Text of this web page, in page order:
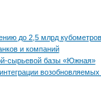
до 2,5 млрд кубометров
и компаний
сырьевой базы «Южная»
возобновляемых